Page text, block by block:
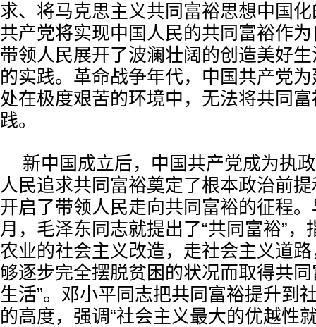
求、将马克思主义共同富裕思想中国
共产党将实现中国人民的共同富裕作
带领人民展开了波澜壮阔的创造美好
的实践。革命战争年代，中国共产党
处在极度艰苦的环境中，无法将共同
践。
新中国成立后，中国共产党成为执
人民追求共同富裕奠定了根本政治前
开启了带领人民走向共同富裕的征程
月，毛泽东同志就提出了“共同富裕”，
农业的社会主义改造，走社会主义道路
够逐步完全摆脱贫困的状况而取得共
生活”。邓小平同志把共同富裕提升到
的高度，强调“社会主义最大的优越性